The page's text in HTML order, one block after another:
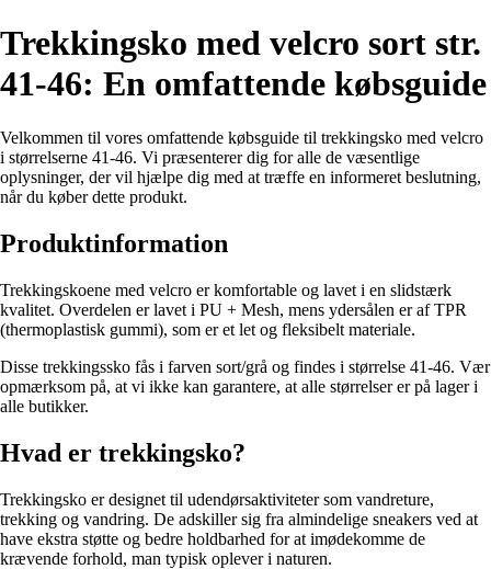
Trekkingsko med velcro sort str.
41-46: En omfattende købsguide
Velkommen til vores omfattende købsguide til trekkingsko med velcro
i størrelserne 41-46. Vi præsenterer dig for alle de væsentlige
oplysninger, der vil hjælpe dig med at træffe en informeret beslutning,
når du køber dette produkt.
Produktinformation
Trekkingskoene med velcro er komfortable og lavet i en slidstærk
kvalitet. Overdelen er lavet i PU + Mesh, mens ydersålen er af TPR
(thermoplastisk gummi), som er et let og fleksibelt materiale.
Disse trekkingssko fås i farven sort/grå og findes i størrelse 41-46. Vær
opmærksom på, at vi ikke kan garantere, at alle størrelser er på lager i
alle butikker.
Hvad er trekkingsko?
Trekkingsko er designet til udendørsaktiviteter som vandreture,
trekking og vandring. De adskiller sig fra almindelige sneakers ved at
have ekstra støtte og bedre holdbarhed for at imødekomme de
krævende forhold, man typisk oplever i naturen.